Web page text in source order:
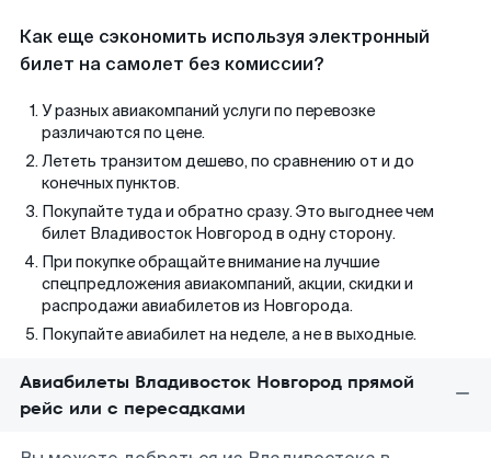
Как еще сэкономить используя электронный
билет на самолет без комиссии?
У разных авиакомпаний услуги по перевозке
различаются по цене.
Лететь транзитом дешево, по сравнению от и до
конечных пунктов.
Покупайте туда и обратно сразу. Это выгоднее чем
билет Владивосток Новгород в одну сторону.
При покупке обращайте внимание на лучшие
спецпредложения авиакомпаний, акции, скидки и
распродажи авиабилетов из Новгорода.
Покупайте авиабилет на неделе, а не в выходные.
Авиабилеты Владивосток Новгород прямой
рейс или с пересадками